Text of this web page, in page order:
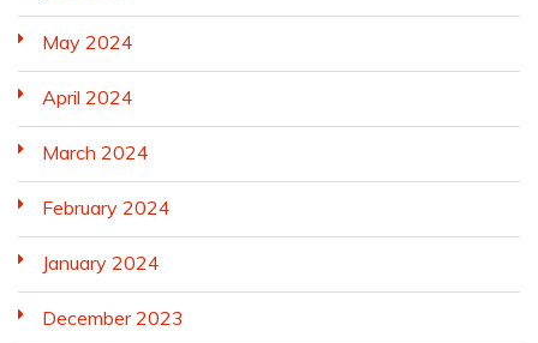
May 2024
April 2024
March 2024
February 2024
January 2024
December 2023